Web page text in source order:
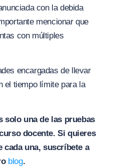
con la debida
mencionar que
con múltiples
encargadas de llevar
el tiempo límite para la
solo una de las pruebas
docente. Si quieres
cada una, suscríbete a
blog.